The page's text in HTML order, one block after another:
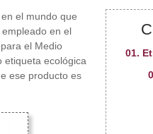
01.
el mundo que
en el
el Medio
etiqueta ecológica
ese producto es